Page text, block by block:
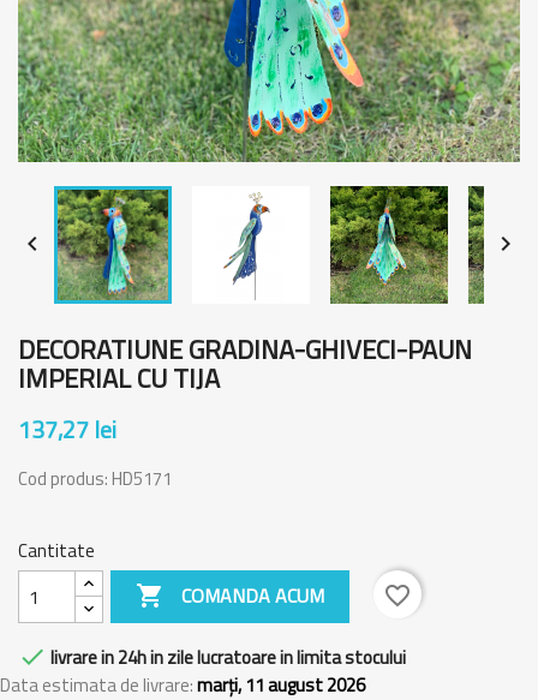
 
DECORATIUNE GRADINA-GHIVECI-PAUN
IMPERIAL CU TIJA
137,27 lei
Cod produs: HD5171
Cantitate
 COMANDA ACUM favorite_border
 livrare in 24h in zile lucratoare in limita stocului
Data estimata de livrare:marți, 11 august 2026